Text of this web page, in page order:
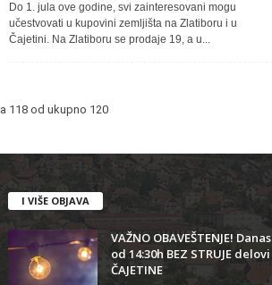
Do 1. jula ove godine, svi zainteresovani mogu
učestvovati u kupovini zemljišta na Zlatiboru i u
Čajetini. Na Zlatiboru se prodaje 19, a u...
118 od ukupno 120
I VIŠE OBJAVA
VAŽNO OBAVEŠTENJE! Danas
od 14:30h BEZ STRUJE delovi
ČAJETINE